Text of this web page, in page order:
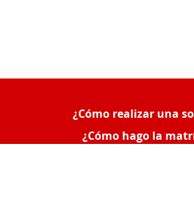
¿Cómo realizar una
¿Cómo hago la